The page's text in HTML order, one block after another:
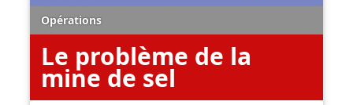
Opérations
Le problème de la
mine de sel